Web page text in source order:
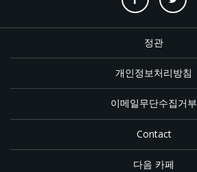
정관
개인정보처리방침
이메일무단수집거부
Contact
다음 카페